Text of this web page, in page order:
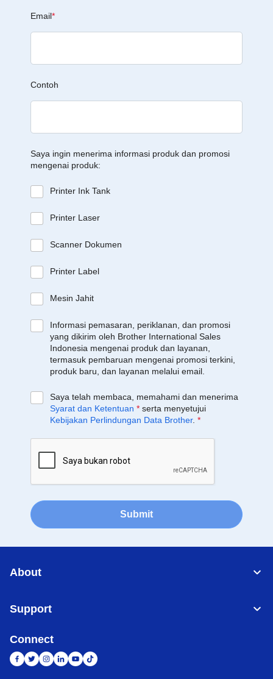
Email*
Contoh
Saya ingin menerima informasi produk dan promosi
mengenai produk:
Printer Ink Tank
Printer Laser
Scanner Dokumen
Printer Label
Mesin Jahit
Informasi pemasaran, periklanan, dan promosi
yang dikirim oleh Brother International Sales
Indonesia mengenai produk dan layanan,
termasuk pembaruan mengenai promosi terkini,
produk baru, dan layanan melalui email.
Saya telah membaca, memahami dan menerima
Syarat dan Ketentuan * serta menyetujui
Kebijakan Perlindungan Data Brother. *
Submit
About
Support
Connect